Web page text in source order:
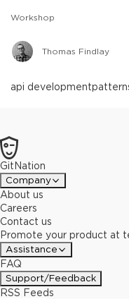
Workshop
Thomas Findlay
api development
GitNation
Company
About us
Careers
Contact us
Promote your product at
Assistance
FAQ
Support/Feedback
RSS Feeds